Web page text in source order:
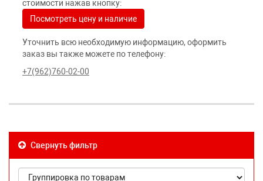
стоимости нажав кнопку:
Посмотреть цену и наличие
Уточнить всю необходимую информацию, оформить
заказ вы также можете по телефону:
+7(962)760-02-00
Свернуть фильтр